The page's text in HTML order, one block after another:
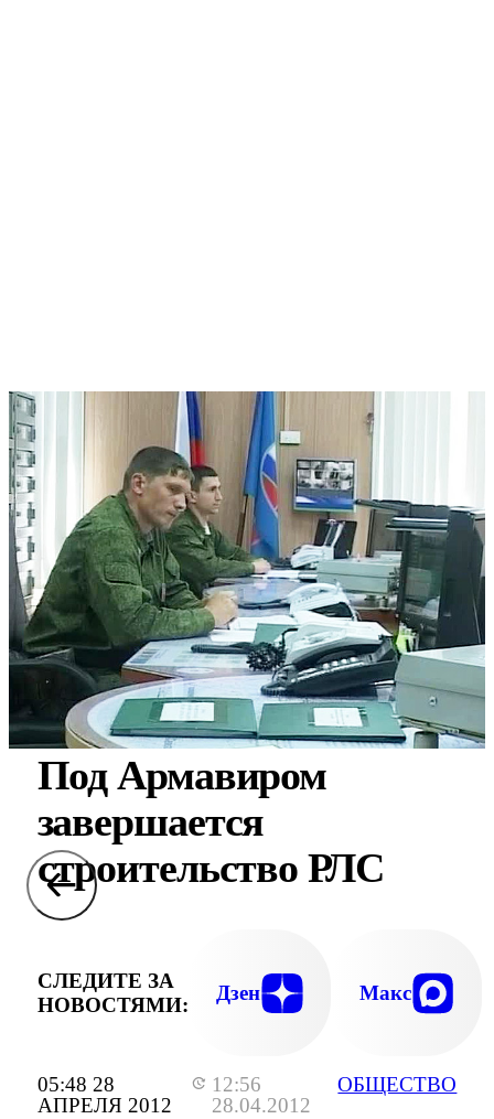
05:48 28
АПРЕЛЯ 2012
12:56
28.04.2012
ОБЩЕСТВО
Под Армавиром
завершается
строительство РЛС
СЛЕДИТЕ ЗА
НОВОСТЯМИ:
Дзен Макс